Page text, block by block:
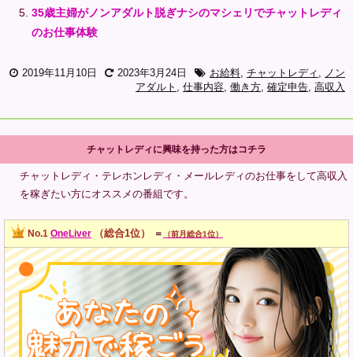
35歳主婦がノンアダルト脱ぎナシのマシェリでチャットレディ
のお仕事体験
2019年11月10日 2023年3月24日 お給料 チャットレディ
ノン
アダルト
仕事内容 働き方 確定申告 高収入
チャットレディに興味を持った方はコチラ
チャットレディ・テレホンレディ・メールレディのお仕事をして高収入
を稼ぎたい方にオススメの番組です。
No.1 OneLiver （総合1位） ＝ （前月総合1位）